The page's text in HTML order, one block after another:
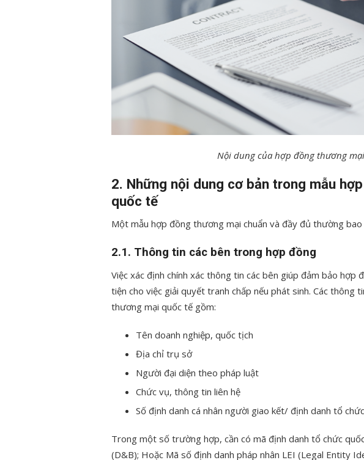
Nội dung của hợp đồng thương
2. Những nội dung cơ bản trong mẫu
quốc tế
Một mẫu hợp đồng thương mại chuẩn và đầy đủ thường bao
2.1. Thông tin các bên trong hợp đồng
Việc xác định chính xác thông tin các bên giúp đảm bảo hợp
tiện cho việc giải quyết tranh chấp nếu phát sinh. Các thông
thương mại quốc tế gồm:
Tên doanh nghiệp, quốc tịch
Địa chỉ trụ sở
Người đại diện theo pháp luật
Chức vụ, thông tin liên hệ
Số định danh cá nhân người giao kết/ định danh tổ
Trong một số trường hợp, cần có mã định danh tổ chức
(D&B); Hoặc Mã số định danh pháp nhân LEI (Legal Entity